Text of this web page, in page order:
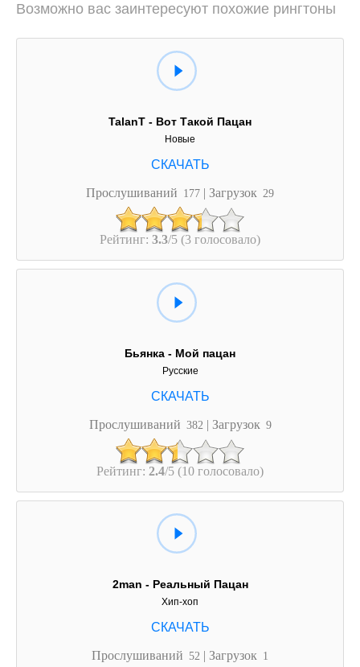
Возможно вас заинтересуют похожие рингтоны
TalanT - Вот Такой Пацан
Новые
Прослушиваний 177 | Загрузок 29
Рейтинг: 3.3/5 (3 голосовало)
Бьянка - Мой пацан
Русские
Прослушиваний 382 | Загрузок 9
Рейтинг: 2.4/5 (10 голосовало)
2man - Реальный Пацан
Хип-хоп
Прослушиваний 52 | Загрузок 1